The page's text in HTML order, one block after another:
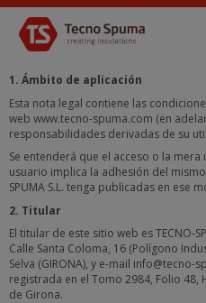
Español
Català
English
Français
Deutsch
1. Ámbito de aplicación
Esta nota legal contiene las
web www.tecno-spuma.com (en
responsabilidades derivadas de su
Se entenderá que el acceso o la
usuario implica la adhesión del
SPUMA S.L. tenga publicadas en ese
2. Titular
El titular de este sitio web es TECNO-
Calle Santa Coloma, 16 (Polígono
Selva (GIRONA), y e-mail info@tecno-
registrada en el Tomo 2984, Folio 48,
de Girona.